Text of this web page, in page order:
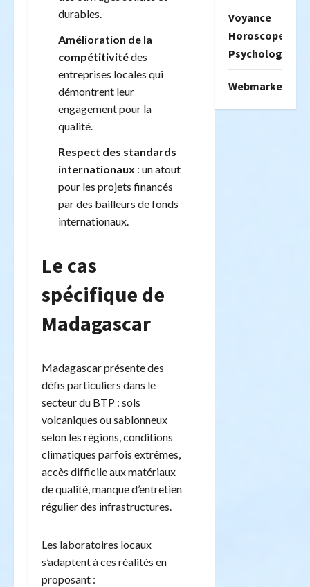
durables.
Amélioration de la
compétitivitédes
entreprises locales qui
démontrent leur
engagement pour la
qualité.
Respect des standards
internationaux : un atout
pour les projets financés
par des bailleurs de fonds
internationaux.
Le cas
spécifique de
Madagascar
Madagascar présente des
défis particuliers dans le
secteur du BTP : sols
volcaniques ou sablonneux
selon les régions, conditions
climatiques parfois extrêmes,
accès difficile aux matériaux
de qualité, manque d’entretien
régulier des infrastructures.
Les laboratoires locaux
s’adaptent à ces réalités en
proposant :
Voyance
Horoscope
Psychologie
Webmarketing